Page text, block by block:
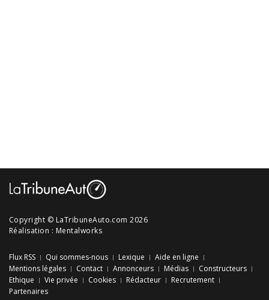
Copyright © LaTribuneAuto.com 2026
Réalisation : Mentalworks
Flux RSS Qui sommes-nous Lexique
Aide en ligne
Mentions légales
Contact Annonceurs Médias
Constructeurs
Ethique
Vie privée Cookies Rédacteur
Recrutement
Partenaires